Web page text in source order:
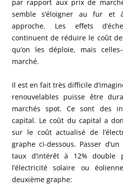
par rapport aux prix de
semble s’éloigner au fur et
approche. Les effets
continuent de réduire le coût
qu’on les déploie, mais
marché.
Il est en fait très difficile
renouvelables puisse être
marchés spot. Ce sont des
capital. Le coût du capital a
sur le coût actualisé de
graphe ci-dessous. Passer
taux d’intérêt à 12% double
l’électricité solaire ou
deuxième graphe: